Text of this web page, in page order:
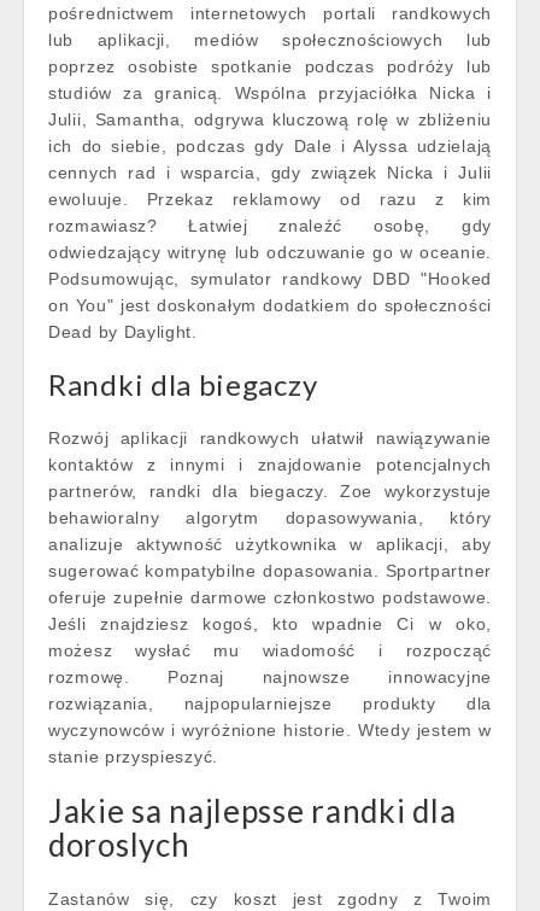
pośrednictwem internetowych portali randkowych
lub aplikacji, mediów społecznościowych lub
poprzez osobiste spotkanie podczas podróży lub
studiów za granicą. Wspólna przyjaciółka Nicka i
Julii, Samantha, odgrywa kluczową rolę w zbliżeniu
ich do siebie, podczas gdy Dale i Alyssa udzielają
cennych rad i wsparcia, gdy związek Nicka i Julii
ewoluuje. Przekaz reklamowy od razu z kim
rozmawiasz? Łatwiej znaleźć osobę, gdy
odwiedzający witrynę lub odczuwanie go w oceanie.
Podsumowując, symulator randkowy DBD "Hooked
on You" jest doskonałym dodatkiem do społeczności
Dead by Daylight.
Randki dla biegaczy
Rozwój aplikacji randkowych ułatwił nawiązywanie
kontaktów z innymi i znajdowanie potencjalnych
partnerów, randki dla biegaczy. Zoe wykorzystuje
behawioralny algorytm dopasowywania, który
analizuje aktywność użytkownika w aplikacji, aby
sugerować kompatybilne dopasowania. Sportpartner
oferuje zupełnie darmowe członkostwo podstawowe.
Jeśli znajdziesz kogoś, kto wpadnie Ci w oko,
możesz wysłać mu wiadomość i rozpocząć
rozmowę. Poznaj najnowsze innowacyjne
rozwiązania, najpopularniejsze produkty dla
wyczynowców i wyróżnione historie. Wtedy jestem w
stanie przyspieszyć.
Jakie sa najlepsse randki dla
doroslych
Zastanów się, czy koszt jest zgodny z Twoim